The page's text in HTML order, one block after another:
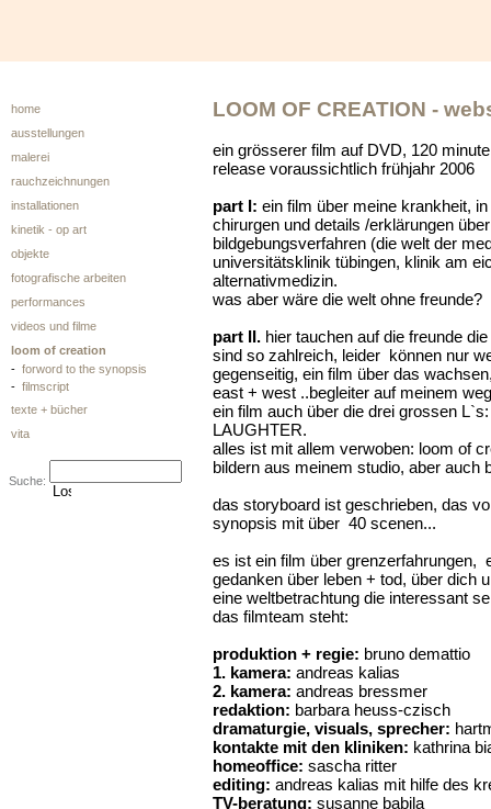
home
ausstellungen
malerei
rauchzeichnungen
installationen
kinetik - op art
objekte
fotografische arbeiten
performances
videos und filme
loom of creation
- forword to the synopsis
- filmscript
texte + bücher
vita
Suche:
LOOM OF CREATION -
ein grösserer film auf DVD, 120
release voraussichtlich frühjahr 2006
part I: ein film über meine krankheit,
chirurgen und details /erklärungen
bildgebungsverfahren (die welt der
universitätsklinik tübingen, klinik am
alternativmedizin.
was aber wäre die welt ohne freunde?
part II. hier tauchen auf die freunde
sind so zahlreich, leider können nur
gegenseitig, ein film über das
east + west ..begleiter auf meinem
ein film auch über die drei grossen
LAUGHTER.
alles ist mit allem verwoben: loom of
bildern aus meinem studio, aber auch
das storyboard ist geschrieben, das
synopsis mit über 40 scenen...
es ist ein film über grenzerfahrungen,
gedanken über leben + tod, über dich
eine weltbetrachtung die interessant
das filmteam steht:
produktion + regie: bruno demattio
1. kamera: andreas kalias
2. kamera: andreas bressmer
redaktion: barbara heuss-czisch
dramaturgie, visuals, sprecher:
kontakte mit den kliniken: kathrina
homeoffice: sascha ritter
editing: andreas kalias mit hilfe des
TV-beratung: susanne babila